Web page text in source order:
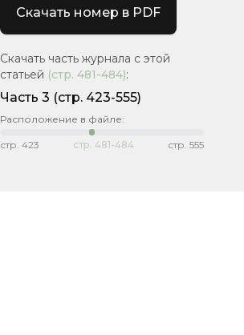
Скачать номер в PDF
Скачать часть журнала с этой
статьей (стр. 481-484):
Часть 3 (стр. 423-555)
Расположение в файле:
стр. 423 стр. 481-484 стр. 555